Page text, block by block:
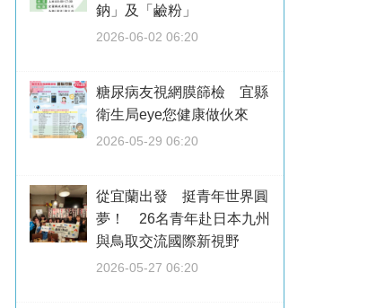
鈉」及「鹼粉」
2026-06-02 06:20
糖尿病友視網膜篩檢 宜縣
衛生局eye您健康做伙來
2026-05-29 06:20
從宜蘭出發 挺青年世界圓
夢！ 26名青年赴日本九州
與鳥取交流國際新視野
2026-05-27 06:20